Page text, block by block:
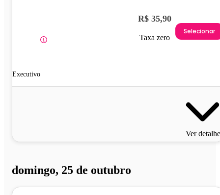
Executivo
R$ 35,90
Taxa zero
Selecionar
Ver
domingo, 25 de outubro